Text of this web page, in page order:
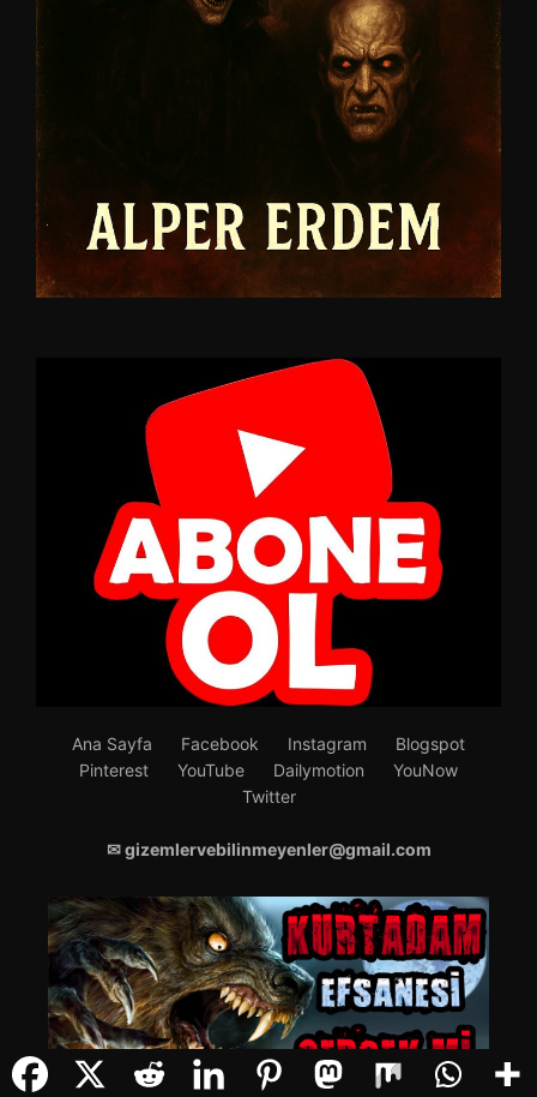
Ana Sayfa Facebook Instagram
Blogspot
Pinterest
YouTube Dailymotion
YouNow
Twitter
✉ gizemlervebilinmeyenler@gmail.com